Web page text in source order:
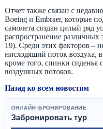
Отчет также связан с
Boeing и Embraer, которые
самолета создан целый ряд
распространение
19). Среди этих факторов –
нисходящий поток воздуха,
кроме того, спинки сиденья
воздушных потоков.
Назад ко всем новостям
ОНЛАЙН-БРОНИРОВАНИЕ
Забронировать тур